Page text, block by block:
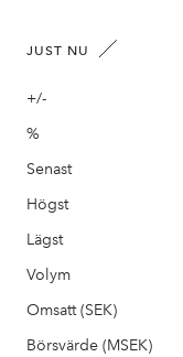
JUST NU
+/-
%
Senast
Högst
Lägst
Volym
Omsatt (SEK)
Börsvärde (MSEK)